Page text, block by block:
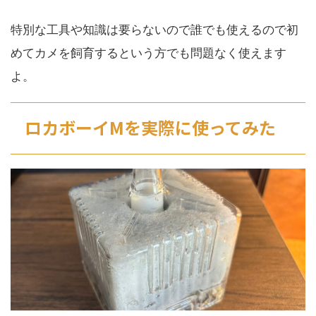
特別な工具や知識は要らないので誰でも使えるので初
めてカメを飼育するという方でも問題なく使えます
よ。
ロカボーイMを実際に使ってみた